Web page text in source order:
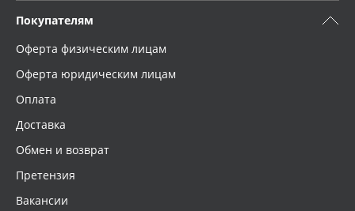
Покупателям
Оферта физическим лицам
Оферта юридическим лицам
Оплата
Доставка
Обмен и возврат
Претензия
Вакансии